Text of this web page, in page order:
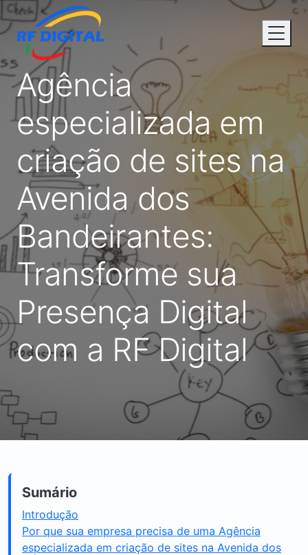
Agência
especializada em
criação de sites na
Avenida dos
Bandeirantes:
Transforme sua
Presença Digital
com a RF Digital
Sumário
Introdução
Por que sua empresa precisa de uma Agência
especializada em criação de sites na Avenida dos